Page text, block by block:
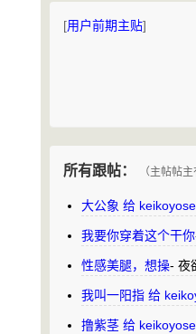
[用户前期主贴]
所有跟帖： （主帖帖
大公象 给 keikoyose
我要你穿着这个干你
性感美腿，想操- 夜
我叫一阳指 给
撸紫茎 给 keikoyose